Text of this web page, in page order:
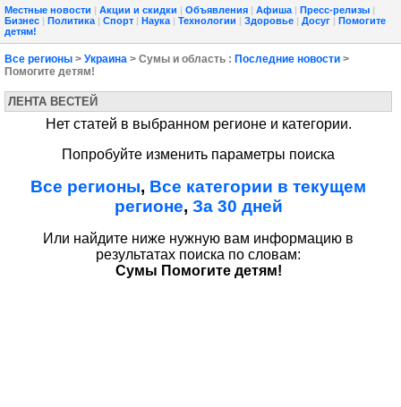
Местные новости | Акции и скидки | Объявления | Афиша | Пресс-релизы |
Бизнес | Политика | Спорт | Наука | Технологии | Здоровье | Досуг | Помогите
детям!
Все регионы > Украина > Сумы и область : Последние новости >
Помогите детям!
ЛЕНТА ВЕСТЕЙ
Нет статей в выбранном регионе и категории.
Попробуйте изменить параметры поиска
Все регионы, Все категории в текущем
регионе, За 30 дней
Или найдите ниже нужную вам информацию в
результатах поиска по словам:
Сумы Помогите детям!